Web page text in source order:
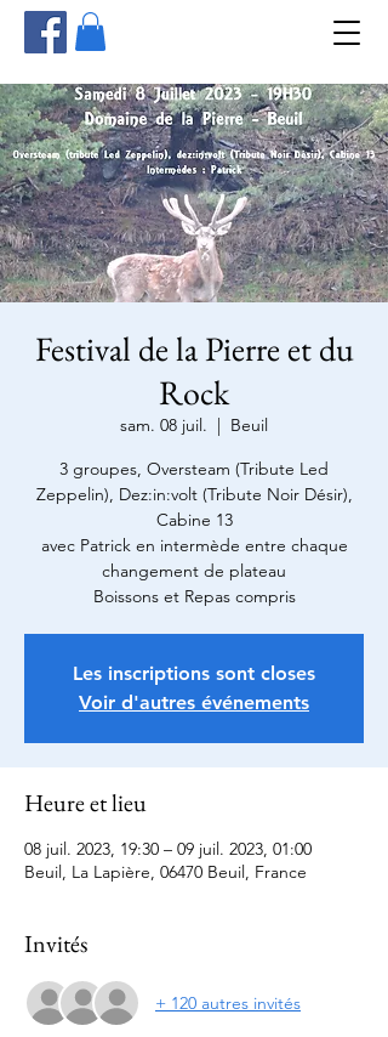
Festival de la Pierre et du
Rock
sam. 08 juil.
  |
Beuil
3 groupes, Oversteam (Tribute Led
Zeppelin), Dez:in:volt (Tribute Noir Désir),
Cabine 13
avec Patrick en intermède entre chaque
changement de plateau
Boissons et Repas compris
Les inscriptions sont closes
Voir d'autres événements
Heure et lieu
08 juil. 2023, 19:30 – 09 juil. 2023, 01:00
Beuil, La Lapière, 06470 Beuil, France
Invités
+ 120 autres invités